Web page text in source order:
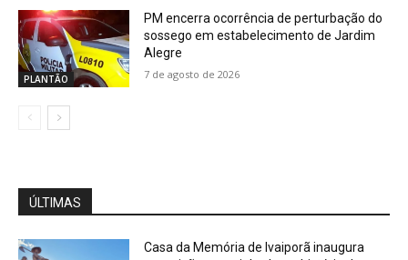
PLANTÃO
PM encerra ocorrência de perturbação do
sossego em estabelecimento de Jardim
Alegre
7 de agosto de 2026
ÚLTIMAS
Casa da Memória de Ivaiporã inaugura